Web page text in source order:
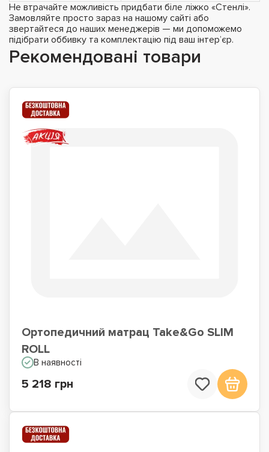
Не втрачайте можливість придбати біле ліжко «Стенлі».
Замовляйте просто зараз на нашому сайті або
звертайтеся до наших менеджерів — ми допоможемо
підібрати оббивку та комплектацію під ваш інтер’єр.
Рекомендовані товари
Ортопедичний матрац Take&Go SLIM
ROLL
В наявності
5 218 грн